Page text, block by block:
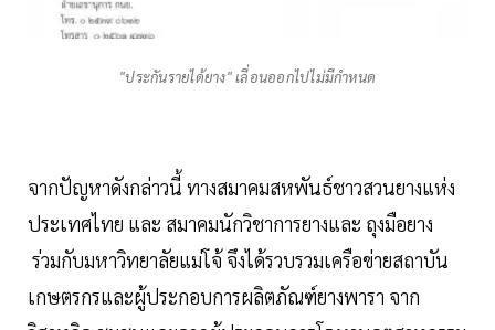
"ประกันรายได้ยาง" เลื่อนออกไปไม่มีกำหนด
จากปัญหาดังกล่าวนี้ ทางสมาคมสหพันธ์ชาวสวนยางแห่ง
ประเทศไทย และ สมาคมนักวิชาการยางและ ถุงมือยาง
ร่วมกับมหาวิทยาลัยแม่โจ้ จึงได้รวบรวมเครือข่ายสถาบัน
เกษตรกรและผู้ประกอบการผลิตภัณฑ์ยางพารา จาก